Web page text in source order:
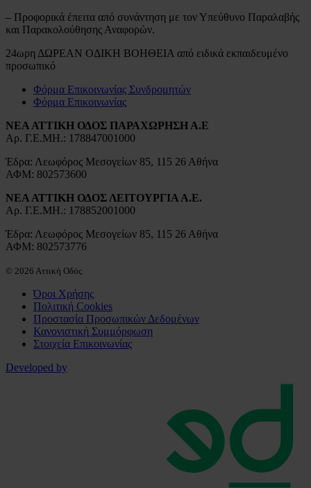
– Προφορικά έπειτα από συνάντηση με τον Υπεύθυνο Παραλαβής
και Παρακολούθησης Αναφορών.
24ωρη ΔΩΡΕΑΝ ΟΔΙΚΗ ΒΟΗΘΕΙΑ από ειδικά εκπαιδευμένο
προσωπικό
Φόρμα Επικοινωνίας Συνδρομητών
Φόρμα Επικοινωνίας
ΝΕΑ ΑΤΤΙΚΗ ΟΔΟΣ ΠΑΡΑΧΩΡΗΣΗ Α.Ε
Αρ. Γ.Ε.ΜΗ.: 178847001000
Έδρα: Λεωφόρος Μεσογείων 85, 115 26 Αθήνα
ΑΦΜ: 802573600
ΝΕΑ ΑΤΤΙΚΗ ΟΔΟΣ ΛΕΙΤΟΥΡΓΙΑ Α.Ε.
Αρ. Γ.Ε.ΜΗ.: 178852001000
Έδρα: Λεωφόρος Μεσογείων 85, 115 26 Αθήνα
ΑΦΜ: 802573776
© 2026 Αττική Οδός
Όροι Χρήσης
Πολιτική Cookies
Προστασία Προσωπικών Δεδομένων
Κανονιστική Συμμόρφωση
Στοιχεία Επικοινωνίας
Developed by